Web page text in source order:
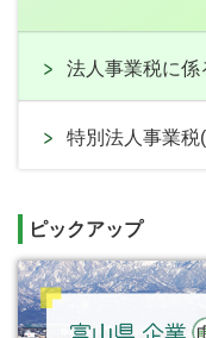
法人事業税に係
特別法人事業税
ピックアップ